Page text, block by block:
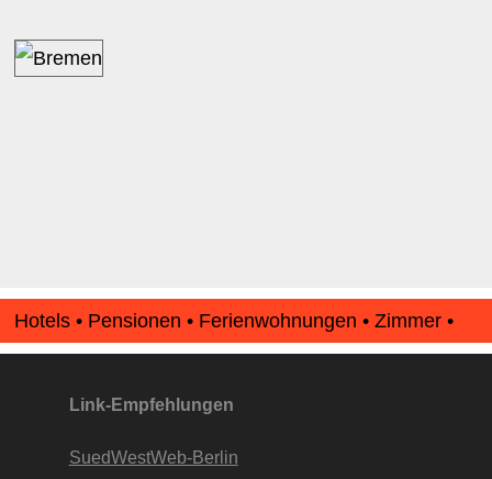
Hotels • Pensionen • Ferienwohnungen • Zimmer •
Apartments • www.Finde-Unterkunft.de
Link-Empfehlungen
SuedWestWeb-Berlin